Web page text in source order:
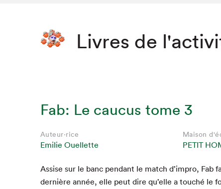
Livres de
Fab: Le caucus tome 3
Auteur·rice
Emilie Ouellette
Maison
PETIT
Assise sur le banc pen­dant le match d’im­pro, Fab
dernière année, elle peut dire qu’elle a touché le